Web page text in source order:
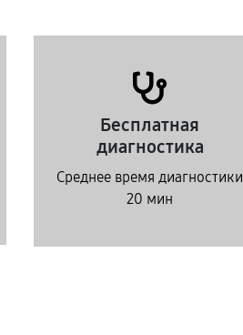
Бесплатная
диагностика
Среднее время диагностики
20 мин